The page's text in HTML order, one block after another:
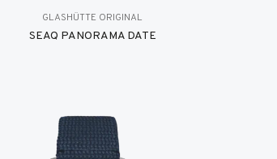
GLASHÜTTE ORIGINAL
SEAQ PANORAMA DATE